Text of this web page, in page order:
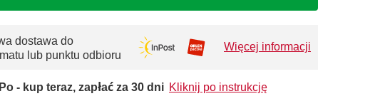
dostawa do
lub punktu odbioru
Więcej informacji
- kup teraz, zapłać za 30 dni Kliknij po instrukcję